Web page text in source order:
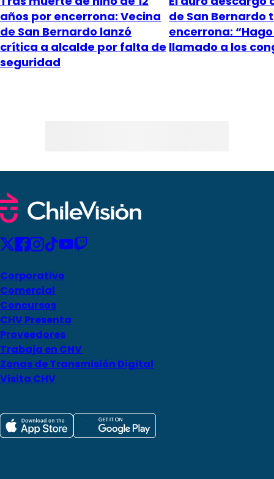
años por encerrona: Vecina
de San Bernardo lanzó
crítica a alcalde por falta de
seguridad
de San Bernardo
encerrona:
llamado a los
Corporativo
Comercial
Concursos
CHV Presenta
Proveedores
Trabaja en CHV
Zonas de Transmisión Digital
Visita CHV